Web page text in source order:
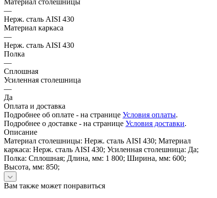
—
Нерж. сталь AISI 430
Материал каркаса
—
Нерж. сталь AISI 430
Полка
—
Сплошная
Усиленная столешница
—
Да
Оплата и доставка
Подробнее об оплате - на странице Условия оплаты.
Подробнее о доставке - на странице Условия доставки.
Описание
Материал столешницы: Нерж. сталь AISI 430; Материал
каркаса: Нерж. сталь AISI 430; Усиленная столешница: Да;
Полка: Сплошная; Длина, мм: 1 800; Ширина, мм: 600;
Высота, мм: 850;
Вам также может понравиться